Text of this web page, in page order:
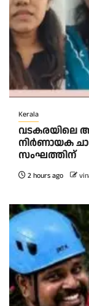
Kerala
വടകരയിലെ
നിർണായക
സംഘത്തിന്
2 hours ago